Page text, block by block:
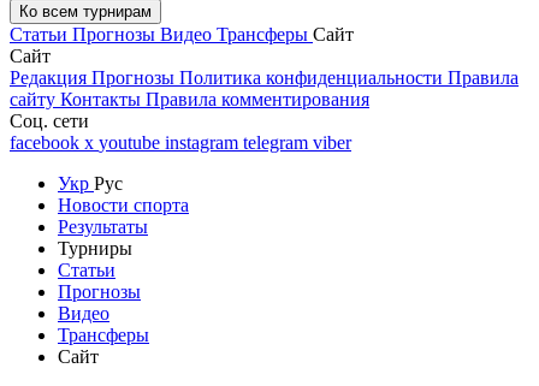
Ко всем турнирам
Статьи Прогнозы Видео Трансферы Сайт
Сайт
Редакция Прогнозы Политика конфиденциальности Правила
сайту Контакты Правила комментирования
Соц. сети
facebook x youtube instagram telegram viber
Укр Рус
Новости спорта
Результаты
Турниры
Статьи
Прогнозы
Видео
Трансферы
Сайт